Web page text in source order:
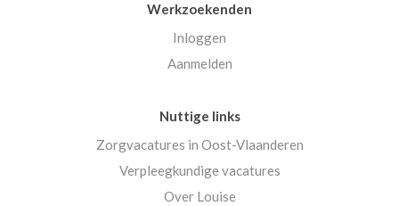
Werkzoekenden
Inloggen
Aanmelden
Nuttige links
Zorgvacatures in Oost-Vlaanderen
Verpleegkundige vacatures
Over Louise